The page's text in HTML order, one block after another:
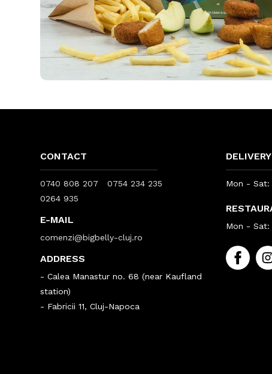
CONTACT
0740 808 207
0754 234 235
0264 935
E-MAIL
comenzi@bigbelly-cluj.ro
ADDRESS
- Calea Manastur no. 68 (near Kaufland
station)
- Fabricii 11, Cluj-Napoca
Mon - Sat:
Mon - Sat: